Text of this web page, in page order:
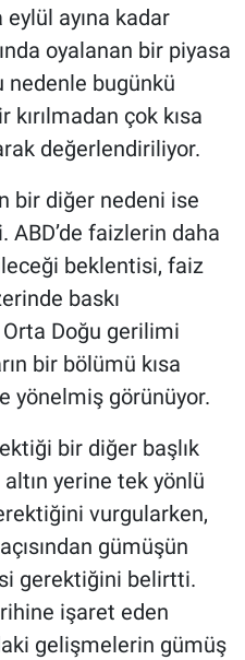
ayına kadar
oyalanan bir piyasa
bugünkü
kırılmadan çok kısa
değerlendiriliyor.
bir diğer nedeni ise
faizlerin daha
beklentisi, faiz
baskı
Doğu gerilimi
bir bölümü kısa
yönelmiş görünüyor.
bir diğer başlık
yerine tek yönlü
vurgularken,
gümüşün
gerektiğini belirtti.
işaret eden
gelişmelerin gümüş